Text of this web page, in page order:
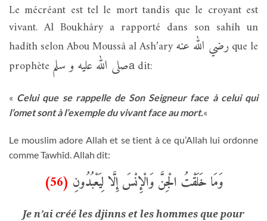
Le mécréant est tel le mort tandis que le croyant est
vivant. Al Boukhâry a rapporté dans son sahîh un
hadîth selon Abou Moussâ al Ash’aryرضي الله عنه que le
prophète صلى الله عليه و سلمa dit:
« Celui que se rappelle de Son Seigneur face à celui qui
l’omet sont à l’exemple du vivant face au mort.«
Le mouslim adore Allah et se tient à ce qu’Allah lui ordonne
comme Tawhîd. Allah dit:
وَمَا خَلَقْتُ الْجِنَّ وَالْإِنْسَ إِلَّا لِيَعْبُدُونِ (56)
Je n’ai créé les djinns et les hommes que pour